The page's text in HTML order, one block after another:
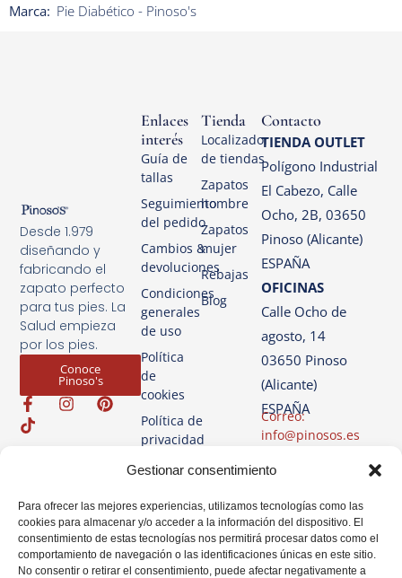
Gestionar consentimiento
Para ofrecer las mejores experiencias, utilizamos tecnologías como las
cookies para almacenar y/o acceder a la información del dispositivo. El
consentimiento de estas tecnologías nos permitirá procesar datos como el
comportamiento de navegación o las identificaciones únicas en este sitio.
No consentir o retirar el consentimiento, puede afectar negativamente a
Marca: Pie Diabético - Pinoso's
Desde 1.979
diseñando y
fabricando el
zapato perfecto
para tus pies. La
Salud empieza
por los pies.
Conoce
Pinoso's
Tienda
Localizador
de tiendas
Zapatos
hombre
Zapatos
mujer
Rebajas
Blog
Enlaces
interés
Guía de
tallas
Seguimiento
del pedido
Cambios &
devoluciones
Condiciones
generales
de uso
Política
de
cookies
Política de
privacidad
Aviso
Contacto
TIENDA OUTLET
Polígono Industrial
El Cabezo, Calle
Ocho, 2B, 03650
Pinoso (Alicante)
ESPAÑA
OFICINAS
Calle Ocho de
agosto, 14
03650 Pinoso
(Alicante)
ESPAÑA
Correo:
info@pinosos.es
Teléfono: +34 96 69
70 274
+34 670 387 812
(sólo Whatsapp)
Horario: Lun-Vie de
07:00h a 14:00h